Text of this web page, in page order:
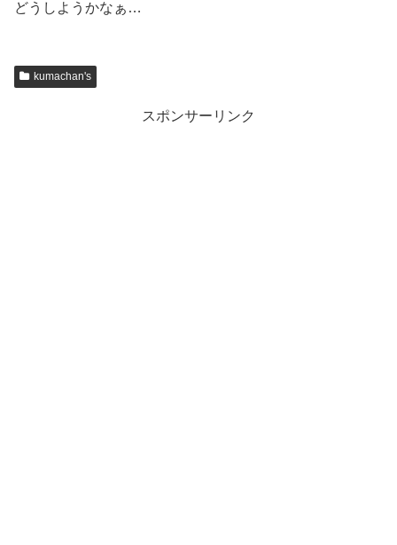
どうしようかなぁ…
kumachan's
スポンサーリンク